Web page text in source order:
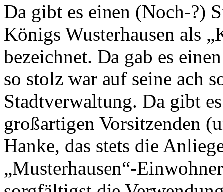
Da gibt es einen (Noch-?)
Königs Wusterhausen als
bezeichnet. Da gab es
so stolz war auf seine ach
Stadtverwaltung. Da gibt
großartigen Vorsitzenden
Hanke, das stets die
„Musterhausen“-